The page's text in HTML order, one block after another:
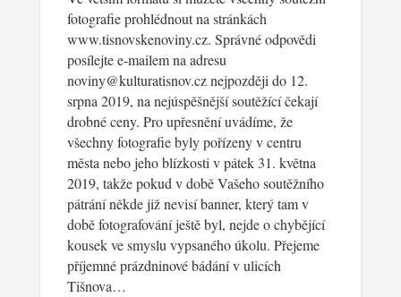
fotografie prohlédnout na stránkách
www.tisnovskenoviny.cz. Správné odpovědi
posílejte e-mailem na adresu
noviny@kulturatisnov.cz nejpozději do 12.
srpna 2019, na nejúspěšnější soutěžící čekají
drobné ceny. Pro upřesnění uvádíme, že
všechny fotografie byly pořízeny v centru
města nebo jeho blízkosti v pátek 31. května
2019, takže pokud v době Vašeho soutěžního
pátrání někde již nevisí banner, který tam v
době fotografování ještě byl, nejde o chybějící
kousek ve smyslu vypsaného úkolu. Přejeme
příjemné prázdninové bádání v ulicích
Tišnova…